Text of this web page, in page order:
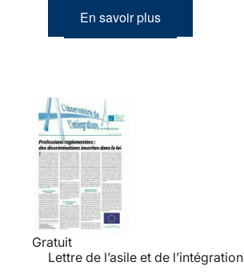
En savoir plus
Gratuit
Lettre de l’asile et de l’intégration